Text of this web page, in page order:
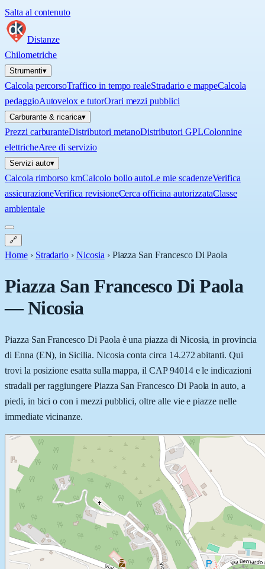
Salta al contenuto
Distanze
Chilometriche
Strumenti▾
Calcola percorsoTraffico in tempo realeStradario e mappeCalcola
pedaggioAutovelox e tutorOrari mezzi pubblici
Carburante & ricarica▾
Prezzi carburanteDistributori metanoDistributori GPLColonnine
elettricheAree di servizio
Servizi auto▾
Calcola rimborso kmCalcolo bollo autoLe mie scadenzeVerifica
assicurazioneVerifica revisioneCerca officina autorizzataClasse
ambientale
🔗
Home › Stradario › Nicosia › Piazza San Francesco Di Paola
Piazza San Francesco Di Paola
—Nicosia
Piazza San Francesco Di Paola è una piazza di Nicosia, in provincia
di Enna (EN), in Sicilia. Nicosia conta circa 14.272 abitanti. Qui
trovi la posizione esatta sulla mappa, il CAP 94014 e le indicazioni
stradali per raggiungere Piazza San Francesco Di Paola in auto, a
piedi, in bici o con i mezzi pubblici, oltre alle vie e piazze nelle
immediate vicinanze.